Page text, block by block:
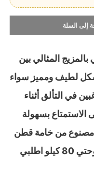
إلى السلة
المثالي بين
شكل لطيف ومميز سواء
في التألق أثناء
الاستمتاع بسهولة
مصنوع من خامة قطن
ليكرا يناسب وزن من 60 كيلو وحتي 80 كيلو اطلبي